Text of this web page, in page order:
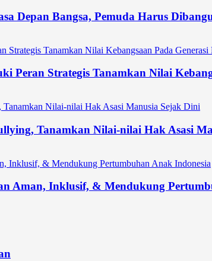
Depan Bangsa, Pemuda Harus
Peran Strategis Tanamkan Nilai
Tanamkan Nilai-nilai Hak Asasi
Aman, Inklusif, & Mendukung